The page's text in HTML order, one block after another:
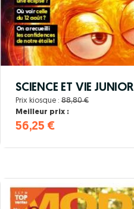
SCIENCE ET VIE JUNIOR
Prix kiosque : 88,80 €
Meilleur prix :
56,25 €